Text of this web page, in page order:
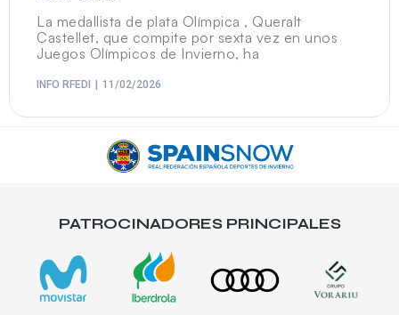
La medallista de plata Olímpica , Queralt
Castellet, que compite por sexta vez en unos
Juegos Olímpicos de Invierno, ha
INFO RFEDI 11/02/2026
PATROCINADORES PRINCIPALES